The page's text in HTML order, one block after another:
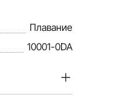
Плавание
10001-0DA